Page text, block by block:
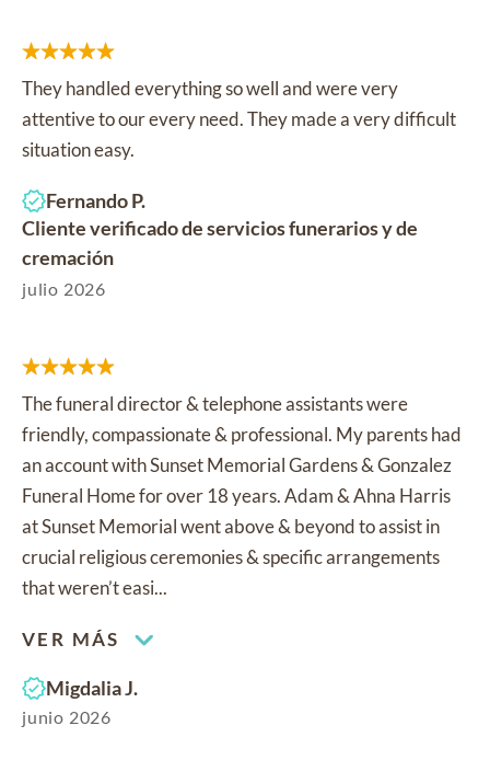
They handled everything so well and were very
attentive to our every need. They made a very difficult
situation easy.
Fernando P.
Cliente verificado de servicios funerarios y de
cremación
julio 2026
The funeral director & telephone assistants were
friendly, compassionate & professional. My parents had
an account with Sunset Memorial Gardens & Gonzalez
Funeral Home for over 18 years. Adam & Ahna Harris
at Sunset Memorial went above & beyond to assist in
crucial religious ceremonies & specific arrangements
that weren’t easi...
VER MÁS
Migdalia J.
junio 2026